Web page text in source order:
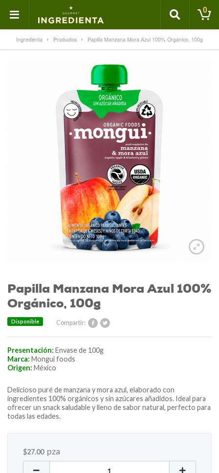
0
Ingredienta Productos Papilla Manzana Mora Azul 100% Orgánico, 100g
Papilla Manzana Mora Azul 100%
Orgánico, 100g
Compartir:
Disponible
Presentación: Envase de 100g
Marca: Mongui foods
Origen: México
Delicioso puré de manzana y mora azul, elaborado con
ingredientes 100% orgánicos y sin azúcares añadidos. Ideal para
ofrecer un snack saludable y lleno de sabor natural, perfecto para
todas las edades.
$27.00 pza
Papilla Manzana Mora Azul 100% Orgánico, 100g